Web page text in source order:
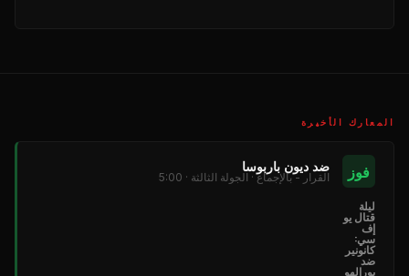
المعارك الأخيرة
فوز ضد ديون باربوسا
القرار - بالإجماع · الجولة الثالثة · 5:00
ليلة
قتال يو
إف
سي:
كانونير
ضد
بورالهو